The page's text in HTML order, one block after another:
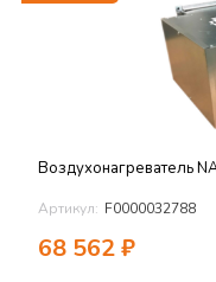
Воздухонагреватель
Артикул: F0000032788
68 562₽